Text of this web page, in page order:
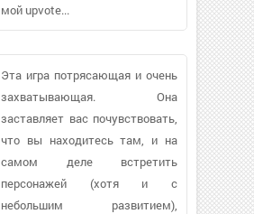
мой upvote...
Эта игра потрясающая и очень
захватывающая. Она
заставляет вас почувствовать,
что вы находитесь там, и на
самом деле встретить
персонажей (хотя и с
небольшим развитием),